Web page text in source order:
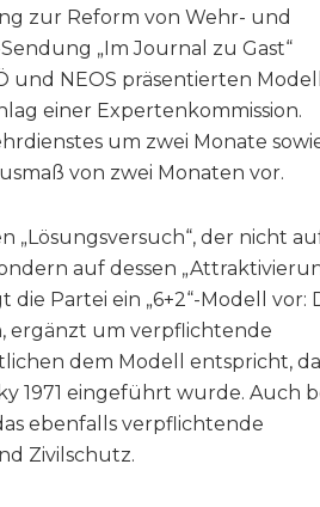
zur Reform von Wehr- und
„Im Journal zu Gast“
und NEOS präsentierten
einer Expertenkommission.
um zwei Monate
von zwei Monaten vor.
„Lösungsversuch“, der nicht
auf dessen
Partei ein „6+2“-Modell vor:
ergänzt um verpflichtende
dem Modell entspricht,
1971 eingeführt wurde. Auch
ebenfalls verpflichtende
Zivilschutz.